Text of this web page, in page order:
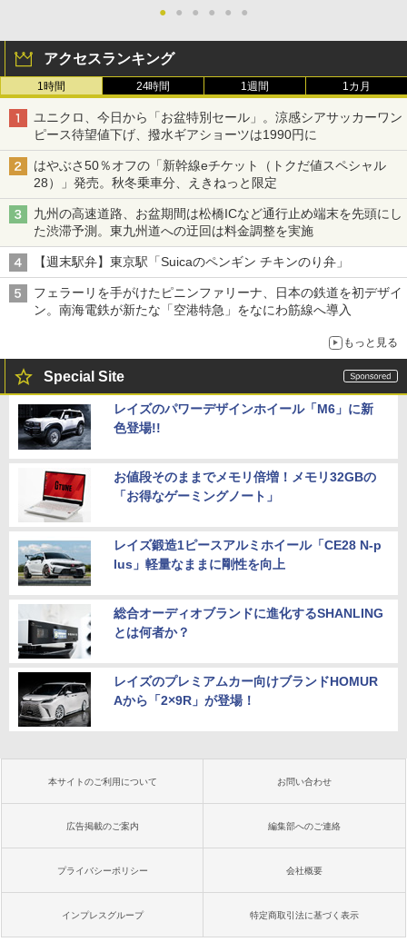
● ● ● ● ● ●
アクセスランキング
1時間 24時間 1週間 1カ月
ユニクロ、今日から「お盆特別セール」。涼感シアサッカーワン
ピース待望値下げ、撥水ギアショーツは1990円に
はやぶさ50％オフの「新幹線eチケット（トクだ値スペシャル
28）」発売。秋冬乗車分、えきねっと限定
九州の高速道路、お盆期間は松橋ICなど通行止め端末を先頭にし
た渋滞予測。東九州道への迂回は料金調整を実施
【週末駅弁】東京駅「Suicaのペンギン チキンのり弁」
フェラーリを手がけたピニンファリーナ、日本の鉄道を初デザイ
ン。南海電鉄が新たな「空港特急」をなにわ筋線へ導入
もっと見る
Special Site
レイズのパワーデザインホイール「M6」に新
色登場!!
お値段そのままでメモリ倍増！メモリ32GBの
「お得なゲーミングノート」
レイズ鍛造1ピースアルミホイール「CE28 N-p
lus」軽量なままに剛性を向上
総合オーディオブランドに進化するSHANLING
とは何者か？
レイズのプレミアムカー向けブランドHOMUR
Aから「2×9R」が登場！
本サイトのご利用について お問い合わせ
広告掲載のご案内 編集部へのご連絡
プライバシーポリシー 会社概要
インプレスグループ 特定商取引法に基づく表示